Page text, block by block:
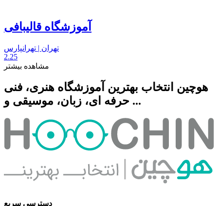
آموزشگاه قالیبافی
تهران | تهرانپارس
2.25
مشاهده بیشتر
هوچین انتخاب بهترین آموزشگاه هنری، فنی
حرفه ای، زبان، موسیقی و ...
دسترسی سریع